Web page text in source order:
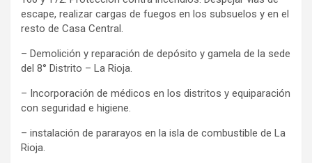
escape, realizar cargas de fuegos en los subsuelos y en el
resto de Casa Central.
– Demolición y reparación de depósito y gamela de la sede
del 8° Distrito – La Rioja.
– Incorporación de médicos en los distritos y equiparación
con seguridad e higiene.
– instalación de pararayos en la isla de combustible de La
Rioja.